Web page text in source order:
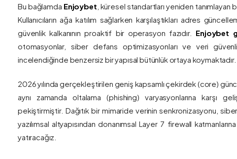
Bu bağlamda Enjoybet , küresel standartları yeniden
Kullanıcıların ağa katılım sağlarken karşılaştıkları adres
güvenlik kalkanının proaktif bir operasyon fazıdır. Enjoybet
otomasyonlar, siber defans optimizasyonları ve veri
incelendiğinde benzersiz bir yapısal bütünlük ortaya koymaktadır.
2026 yılında gerçekleştirilen geniş kapsamlı çekirdek (core)
aynı zamanda oltalama (phishing) varyasyonlarına karşı
pekiştirmiştir. Dağıtık bir mimaride verinin senkronizasyonu,
yazılımsal altyapısından donanımsal Layer 7 firewall
yatıracağız.